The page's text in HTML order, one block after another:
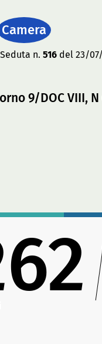
Camera
n. 516del 23/07/
9/DOC VIII,